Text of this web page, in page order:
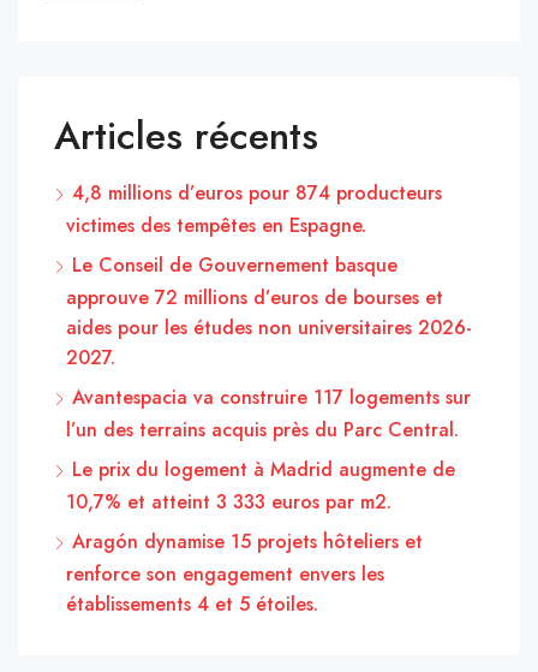
Articles récents
4,8 millions d’euros pour 874 producteurs
victimes des tempêtes en Espagne.
Le Conseil de Gouvernement basque
approuve 72 millions d’euros de bourses et
aides pour les études non universitaires 2026-
2027.
Avantespacia va construire 117 logements sur
l’un des terrains acquis près du Parc Central.
Le prix du logement à Madrid augmente de
10,7% et atteint 3 333 euros par m2.
Aragón dynamise 15 projets hôteliers et
renforce son engagement envers les
établissements 4 et 5 étoiles.